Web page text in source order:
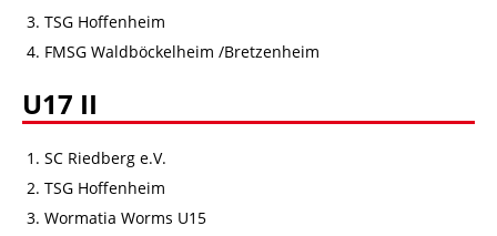
TSG Hoffenheim
FMSG Waldböckelheim /Bretzenheim
U17 II
SC Riedberg e.V.
TSG Hoffenheim
Wormatia Worms U15